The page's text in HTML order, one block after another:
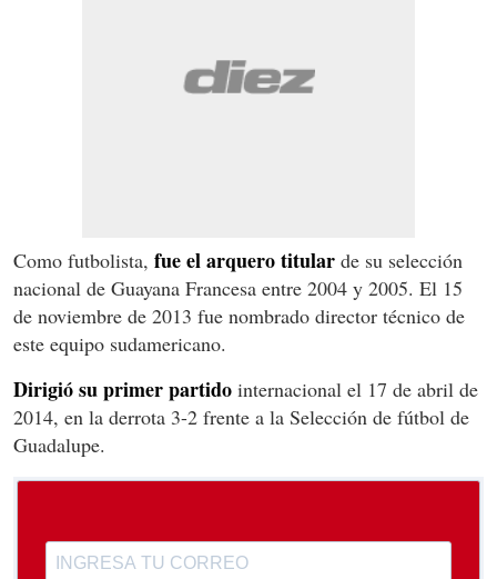
Como futbolista, fue el arquero titular de su selección
nacional de Guayana Francesa entre 2004 y 2005. El 15
de noviembre de 2013 fue nombrado director técnico de
este equipo sudamericano.
Dirigió su primer partido internacional el 17 de abril de
2014, en la derrota 3-2 frente a la Selección de fútbol de
Guadalupe.